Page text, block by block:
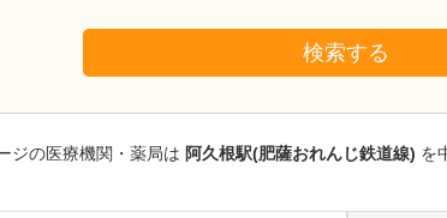
検索する
ジの医療機関・薬局は 阿久根駅(肥薩おれんじ鉄道線) を